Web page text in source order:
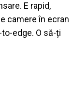
E rapid,
camere în ecran
edge. O să-ți